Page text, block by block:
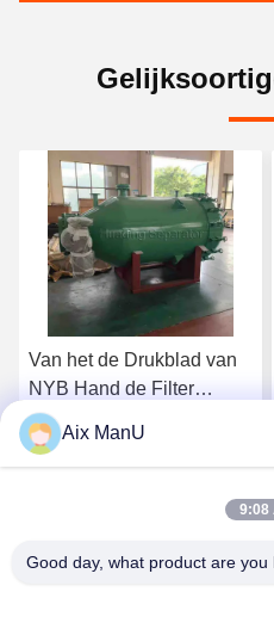
Van het de Drukblad van
NYB Hand de Filter
Industriële 0.4mpa Groene
Verticaal
Ga Nu Praten.
Aix ManU
9:08
Good day, what product are you